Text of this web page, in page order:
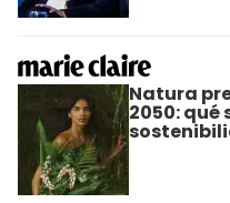
Natura
2050: